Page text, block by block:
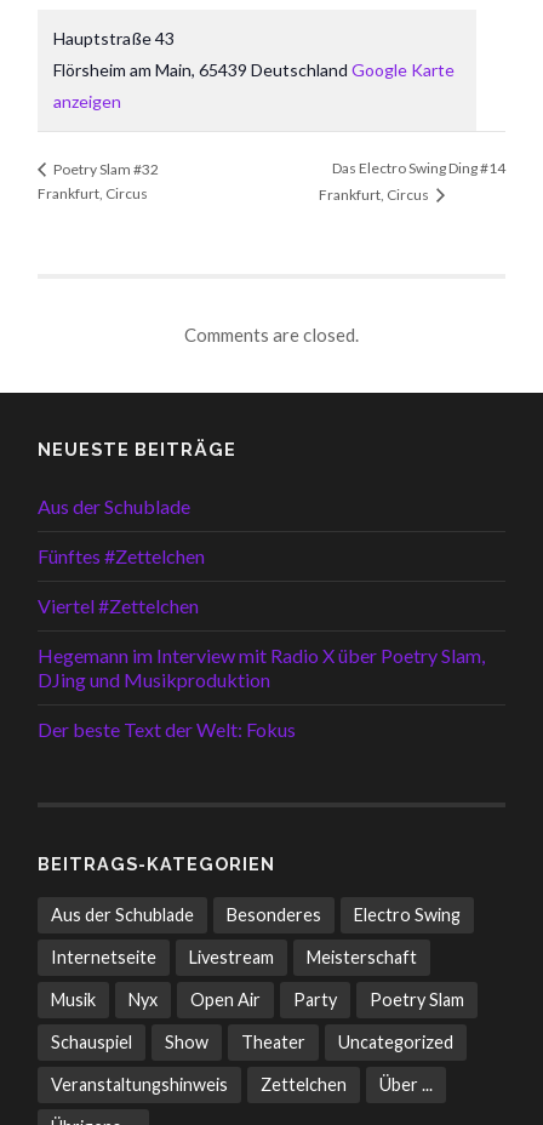
Hauptstraße 43
Flörsheim am Main, 65439 Deutschland Google Karte
anzeigen
Poetry Slam #32
Frankfurt, Circus
Das Electro Swing Ding #14
Frankfurt, Circus
Comments are closed.
NEUESTE BEITRÄGE
Aus der Schublade
Fünftes #Zettelchen
Viertel #Zettelchen
Hegemann im Interview mit Radio X über Poetry Slam,
DJing und Musikproduktion
Der beste Text der Welt: Fokus
BEITRAGS-KATEGORIEN
Aus der Schublade Besonderes Electro Swing
Internetseite Livestream Meisterschaft
Musik Nyx Open Air Party Poetry Slam
Schauspiel Show Theater Uncategorized
Veranstaltungshinweis Zettelchen Über ...